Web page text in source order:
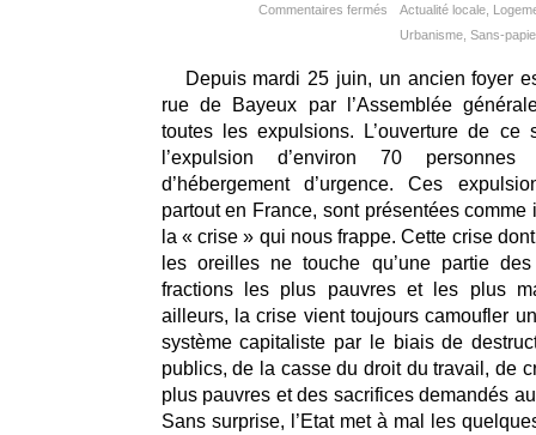
Actualité locale,
Urbanisme, Sans-
Commentaires fermés
Depuis mardi 25 juin, un ancien foyer
rue de Bayeux par l’Assemblée
toutes les expulsions. L’ouverture de ce
l’expulsion d’environ 70
d’hébergement d’urgence. Ces
partout en France, sont présentées comme
la « crise » qui nous frappe. Cette crise
les oreilles ne touche qu’une partie
fractions les plus pauvres et les plus
ailleurs, la crise vient toujours camoufler
système capitaliste par le biais de
publics, de la casse du droit du travail, de
plus pauvres et des sacrifices demandés
Sans surprise, l’Etat met à mal les